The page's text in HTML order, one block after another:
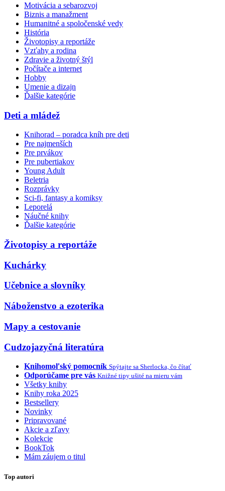
Motivácia a sebarozvoj
Biznis a manažment
Humanitné a spoločenské vedy
História
Životopisy a reportáže
Vzťahy a rodina
Zdravie a životný štýl
Počítače a internet
Hobby
Umenie a dizajn
Ďalšie kategórie
Deti a mládež
Knihorad – poradca kníh pre deti
Pre najmenších
Pre prvákov
Pre pubertiakov
Young Adult
Beletria
Rozprávky
Sci-fi, fantasy a komiksy
Leporelá
Náučné knihy
Ďalšie kategórie
Životopisy a reportáže
Kuchárky
Učebnice a slovníky
Náboženstvo a ezoterika
Mapy a cestovanie
Cudzojazyčná literatúra
Knihomoľský pomocník Spýtajte sa Sherlocka, čo čítať
Odporúčame pre vás Knižné tipy ušité na mieru vám
Všetky knihy
Knihy roka 2025
Bestsellery
Novinky
Pripravované
Akcie a zľavy
Kolekcie
BookTok
Mám záujem o titul
Top autori